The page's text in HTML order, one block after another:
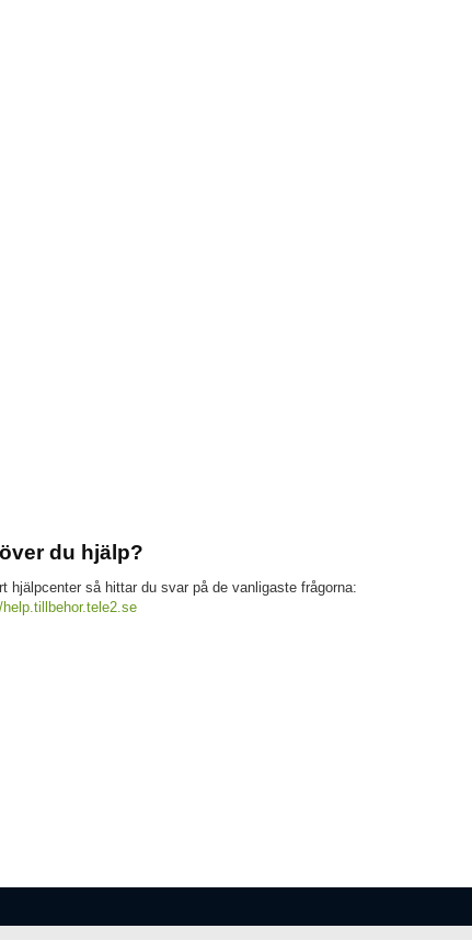
du hjälp?
hjälpcenter så hittar du svar på de vanligaste frågorna: